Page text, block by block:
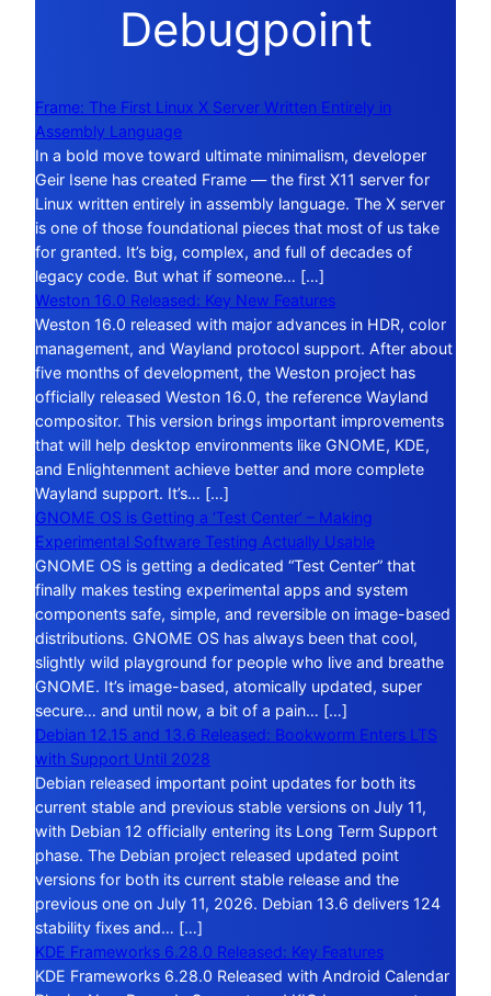
Debugpoint
Frame: The First Linux X Server Written Entirely in
Assembly Language
In a bold move toward ultimate minimalism, developer
Geir Isene has created Frame — the first X11 server for
Linux written entirely in assembly language. The X server
is one of those foundational pieces that most of us take
for granted. It’s big, complex, and full of decades of
legacy code. But what if someone… […]
Weston 16.0 Released: Key New Features
Weston 16.0 released with major advances in HDR, color
management, and Wayland protocol support. After about
five months of development, the Weston project has
officially released Weston 16.0, the reference Wayland
compositor. This version brings important improvements
that will help desktop environments like GNOME, KDE,
and Enlightenment achieve better and more complete
Wayland support. It’s… […]
GNOME OS is Getting a ‘Test Center’ – Making
Experimental Software Testing Actually Usable
GNOME OS is getting a dedicated “Test Center” that
finally makes testing experimental apps and system
components safe, simple, and reversible on image-based
distributions. GNOME OS has always been that cool,
slightly wild playground for people who live and breathe
GNOME. It’s image-based, atomically updated, super
secure… and until now, a bit of a pain… […]
Debian 12.15 and 13.6 Released: Bookworm Enters LTS
with Support Until 2028
Debian released important point updates for both its
current stable and previous stable versions on July 11,
with Debian 12 officially entering its Long Term Support
phase. The Debian project released updated point
versions for both its current stable release and the
previous one on July 11, 2026. Debian 13.6 delivers 124
stability fixes and… […]
KDE Frameworks 6.28.0 Released: Key Features
KDE Frameworks 6.28.0 Released with Android Calendar